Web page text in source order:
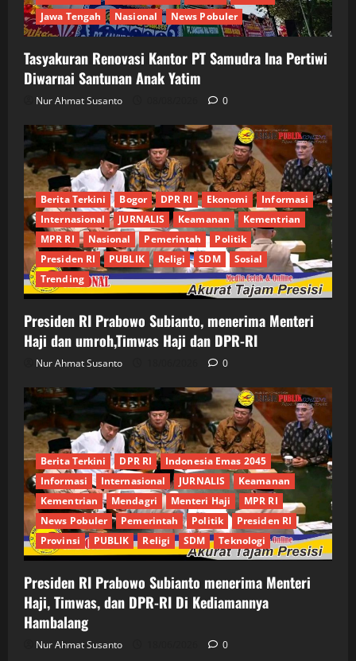
Jawa Tengah
Nasional News Pobuler
Tasyakuran Renovasi Kantor PT Samudra Ina Pertiwi
Diwarnai Santunan Anak Yatim
Nur Ahmat Susanto 0
Berita Terkini Bogor DPR RI Ekonomi
Informasi
Internasional
JURNALIS Keamanan
Kementrian
MPR RI
Nasional Pemerintah
Politik
Presiden RI
PUBLIK Religi SDM
Sosial
Trending
Presiden RI Prabowo Subianto, menerima Menteri
Haji dan umroh,Timwas Haji dan DPR-RI
Nur Ahmat Susanto 0
Berita Terkini DPR RI
Indonesia Emas 2045
Informasi
Internasional JURNALIS
Keamanan
Kementrian
Mendagri Menteri Haji
MPR RI
News Pobuler
Pemerintah Politik
Presiden RI
Provinsi
PUBLIK Religi SDM Teknologi
Presiden RI Prabowo Subianto menerima Menteri
Haji, Timwas, dan DPR-RI Di Kediamannya
Hambalang
Nur Ahmat Susanto 0